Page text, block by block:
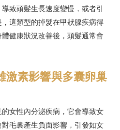
致頭髮生長速度變慢，或者引
這類型的掉髮在甲狀腺疾病得
健康狀況改善後，頭髮通常會
激素影響與多囊卵巢
女性內分泌疾病，它會導致女
毛囊產生負面影響，引發如女